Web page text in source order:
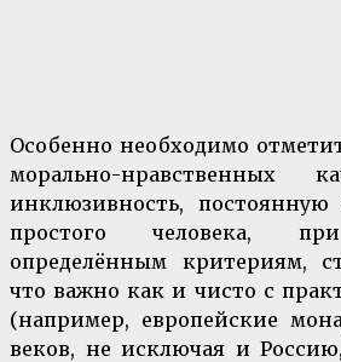
Особенно необходимо
морально-нравственных
инклюзивность, постоянную
простого человека,
определённым критериям,
что важно как и чисто с
(например, европейские
веков, не исключая и